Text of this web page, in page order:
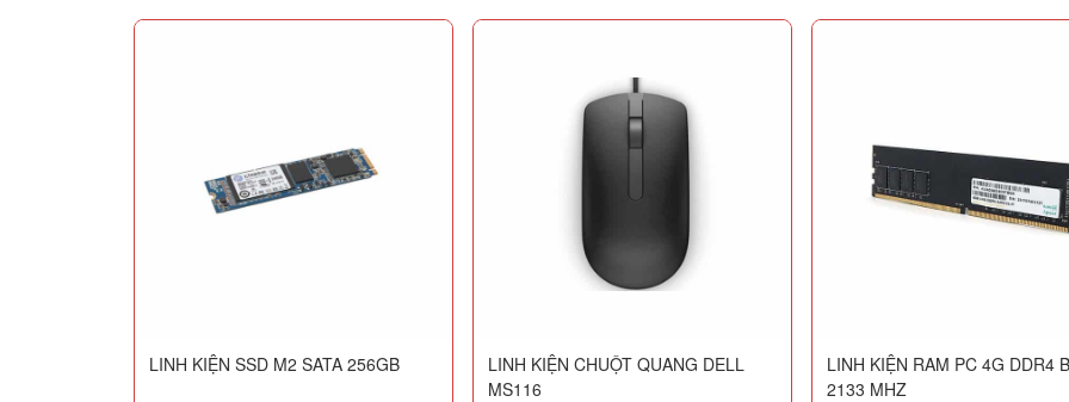
LINH KIỆN SSD M2 SATA 256GB
LINH KIỆN CHUỘT QUANG DELL
MS116
LINH KIỆN RAM PC 4G DDR4
2133 MHZ